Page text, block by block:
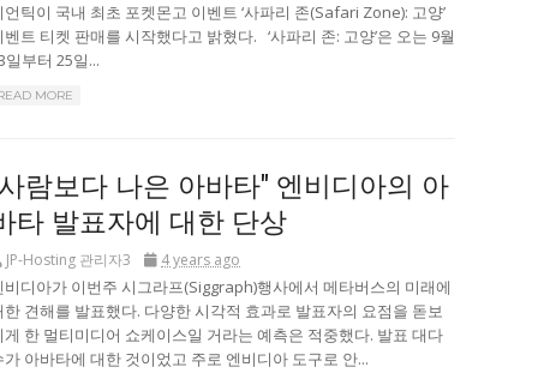
언틱이 국내 최초 포켓몬고 이벤트 ‘사파리 존(Safari Zone): 고양’
벤트 티켓 판매를 시작했다고 밝혔다. ‘사파리 존: 고양’은 오는 9월
일부터 25일...
MORE
람보다 나은 아바타" 엔비디아의 아
타 발표자에 대한 단상
JP-Hosting 관리자3 4 years ago
비디아가 이번주 시그라프(Siggraph)행사에서 메타버스의 미래에
한 견해를 발표했다. 다양한 시각적 효과로 발표자의 요점을 돋보
게 한 멀티미디어 쇼케이스일 거라는 예측은 적중했다. 발표 대다
가 아바타에 대한 것이었고 주로 엔비디아 도구로 안...